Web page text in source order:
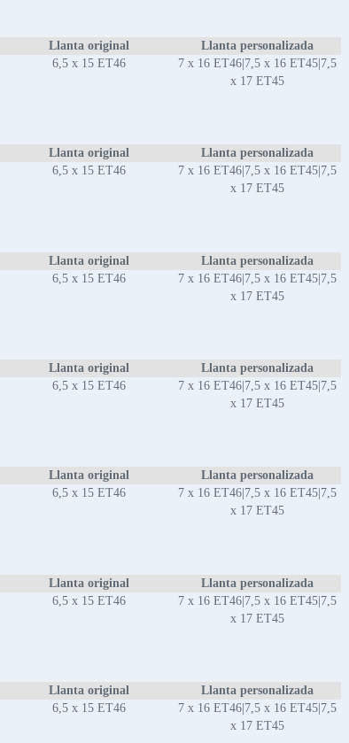
Llanta original
Llanta personalizada
6,5 x 15 ET46
7 x 16 ET46|7,5 x 16 ET45|7,5
x 17 ET45
Llanta original
Llanta personalizada
6,5 x 15 ET46
7 x 16 ET46|7,5 x 16 ET45|7,5
x 17 ET45
Llanta original
Llanta personalizada
6,5 x 15 ET46
7 x 16 ET46|7,5 x 16 ET45|7,5
x 17 ET45
Llanta original
Llanta personalizada
6,5 x 15 ET46
7 x 16 ET46|7,5 x 16 ET45|7,5
x 17 ET45
Llanta original
Llanta personalizada
6,5 x 15 ET46
7 x 16 ET46|7,5 x 16 ET45|7,5
x 17 ET45
Llanta original
Llanta personalizada
6,5 x 15 ET46
7 x 16 ET46|7,5 x 16 ET45|7,5
x 17 ET45
Llanta original
Llanta personalizada
6,5 x 15 ET46
7 x 16 ET46|7,5 x 16 ET45|7,5
x 17 ET45